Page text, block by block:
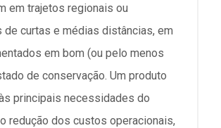
em trajetos regionais ou
de curtas e médias distâncias, em
em bom (ou pelo menos
de conservação. Um produto
principais necessidades do
redução dos custos operacionais,